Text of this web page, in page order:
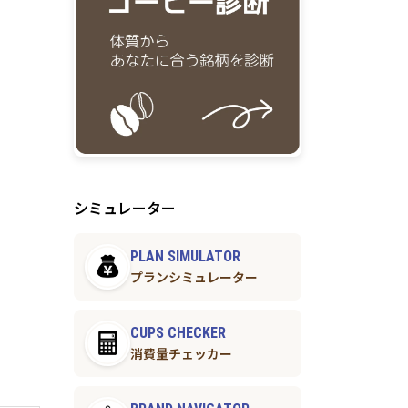
シミュレーター
PLAN SIMULATOR
プランシミュレーター
CUPS CHECKER
消費量チェッカー